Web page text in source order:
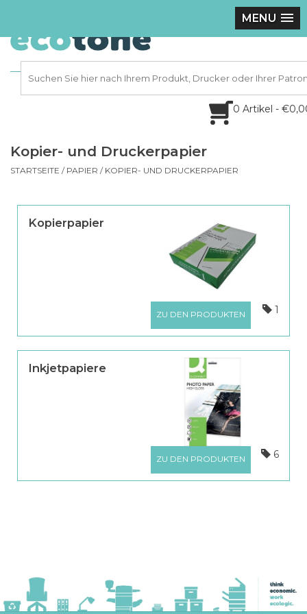
MENU
0 Artikel -
Kopier- und Druckerpapier
STARTSEITE / PAPIER / KOPIER- UND DRUCKERPAPIER
Kopierpapier
ZU DEN PRODUKTEN 1
Inkjetpapiere
ZU DEN PRODUKTEN 6